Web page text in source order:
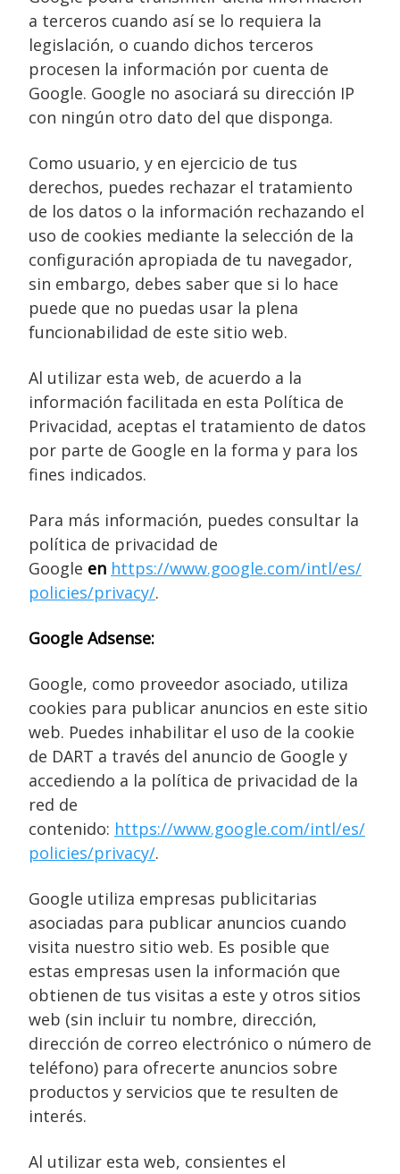
a terceros cuando así se lo requiera la
legislación, o cuando dichos terceros
procesen la información por cuenta de
Google. Google no asociará su dirección IP
con ningún otro dato del que disponga.
Como usuario, y en ejercicio de tus
derechos, puedes rechazar el tratamiento
de los datos o la información rechazando el
uso de cookies mediante la selección de la
configuración apropiada de tu navegador,
sin embargo, debes saber que si lo hace
puede que no puedas usar la plena
funcionabilidad de este sitio web.
Al utilizar esta web, de acuerdo a la
información facilitada en esta Política de
Privacidad, aceptas el tratamiento de datos
por parte de Google en la forma y para los
fines indicados.
Para más información, puedes consultar la
política de privacidad de
Google en https://www.google.com/intl/es/
policies/privacy/.
Google Adsense:
Google, como proveedor asociado, utiliza
cookies para publicar anuncios en este sitio
web. Puedes inhabilitar el uso de la cookie
de DART a través del anuncio de Google y
accediendo a la política de privacidad de la
red de
contenido: https://www.google.com/intl/es/
policies/privacy/.
Google utiliza empresas publicitarias
asociadas para publicar anuncios cuando
visita nuestro sitio web. Es posible que
estas empresas usen la información que
obtienen de tus visitas a este y otros sitios
web (sin incluir tu nombre, dirección,
dirección de correo electrónico o número de
teléfono) para ofrecerte anuncios sobre
productos y servicios que te resulten de
interés.
Al utilizar esta web, consientes el